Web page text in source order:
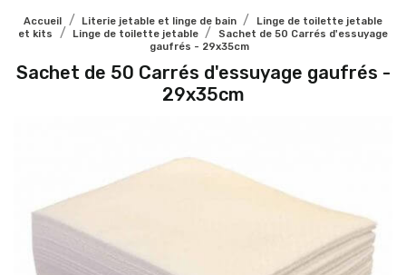
Accueil Literie jetable et linge de bain
Linge de toilette jetable
et kits
Linge de toilette jetable
Sachet de 50 Carrés d'essuyage
gaufrés - 29x35cm
Sachet de 50 Carrés d'essuyage gaufrés -
29x35cm